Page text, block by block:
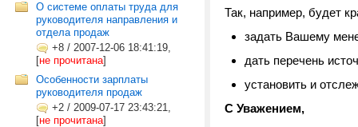
О системе оплаты труда для
руководителя направления и
отдела продаж
+8 / 2007-12-06 18:41:19,
[не прочитана]
Особенности зарплаты
руководителя продаж
+2 / 2009-07-17 23:43:21,
[не прочитана]
Так, например, будет
задать Вашему
дать перечень
установить и
С Уважением,